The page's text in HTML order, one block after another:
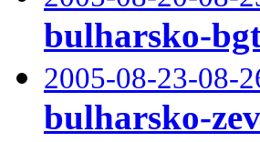
bulharsko-
2005-08-23-08-
bulharsko-